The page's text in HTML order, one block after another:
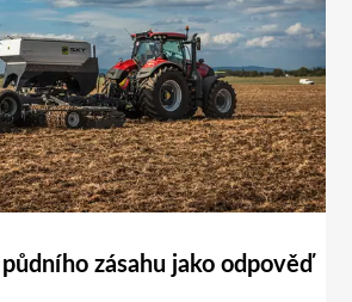
zásahu jako odpověď